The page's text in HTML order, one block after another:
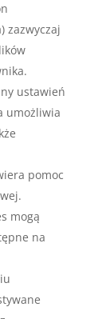
zazwyczaj
ustawień
umożliwia
pomoc
mogą
na